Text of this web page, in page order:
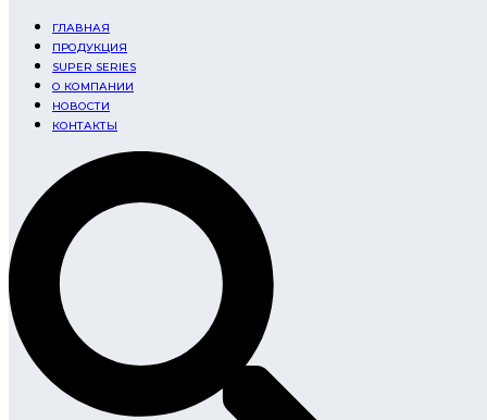
ГЛАВНАЯ
ПРОДУКЦИЯ
SUPER SERIES
О КОМПАНИИ
НОВОСТИ
КОНТАКТЫ